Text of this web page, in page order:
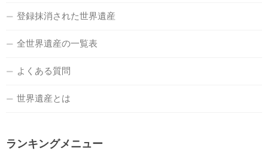
登録抹消された世界遺産
全世界遺産の一覧表
よくある質問
世界遺産とは
ランキングメニュー